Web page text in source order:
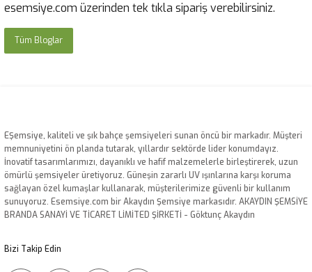
esemsiye.com üzerinden tek tıkla sipariş verebilirsiniz.
Tüm Bloglar
EŞemsiye, kaliteli ve şık bahçe şemsiyeleri sunan öncü bir markadır. Müşteri
memnuniyetini ön planda tutarak, yıllardır sektörde lider konumdayız.
İnovatif tasarımlarımızı, dayanıklı ve hafif malzemelerle birleştirerek, uzun
ömürlü şemsiyeler üretiyoruz. Güneşin zararlı UV ışınlarına karşı koruma
sağlayan özel kumaşlar kullanarak, müşterilerimize güvenli bir kullanım
sunuyoruz. Esemsiye.com bir Akaydın Şemsiye markasıdır. AKAYDIN ŞEMSİYE
BRANDA SANAYİ VE TİCARET LİMİTED ŞİRKETİ - Göktunç Akaydın
Bizi Takip Edin